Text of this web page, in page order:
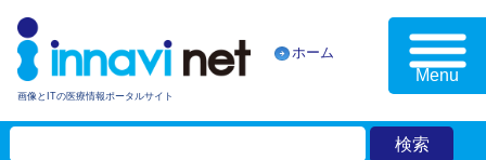
画像とITの医療情報ポータルサイト
ホーム
Menu